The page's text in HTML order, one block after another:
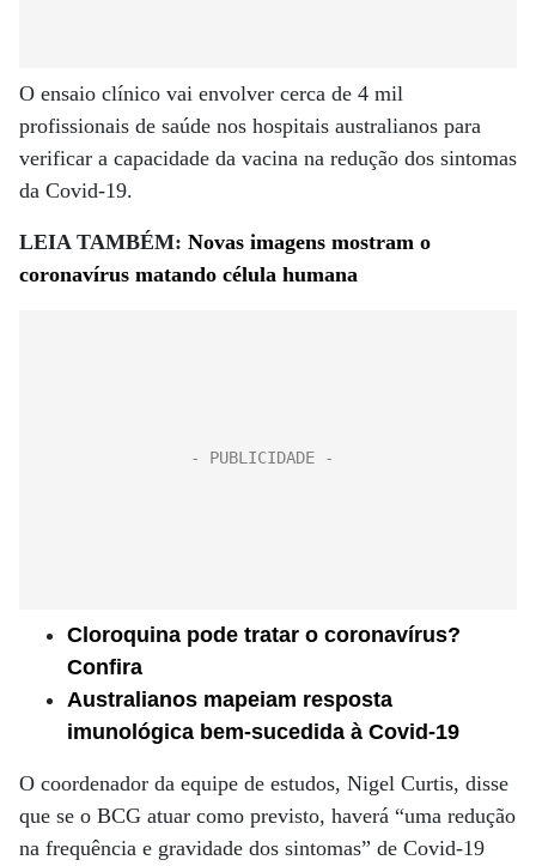
O ensaio clínico vai envolver cerca de 4 mil
profissionais de saúde nos hospitais australianos para
verificar a capacidade da vacina na redução dos sintomas
da Covid-19.
LEIA TAMBÉM: Novas imagens mostram o
coronavírus matando célula humana
Cloroquina pode tratar o coronavírus?
Confira
Australianos mapeiam resposta
imunológica bem-sucedida à Covid-19
O coordenador da equipe de estudos, Nigel Curtis, disse
que se o BCG atuar como previsto, haverá “uma redução
na frequência e gravidade dos sintomas” de Covid-19